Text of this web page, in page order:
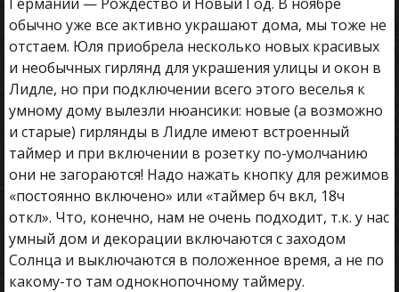
обычно уже все активно украшают дома, мы тоже не
отстаем. Юля приобрела несколько новых красивых
и необычных гирлянд для украшения улицы и окон в
Лидле, но при подключении всего этого веселья к
умному дому вылезли нюансики: новые (а возможно
и старые) гирлянды в Лидле имеют встроенный
таймер и при включении в розетку по-умолчанию
они не загораются! Надо нажать кнопку для режимов
«постоянно включено» или «таймер 6ч вкл, 18ч
откл». Что, конечно, нам не очень подходит, т.к. у нас
умный дом и декорации включаются с заходом
Солнца и выключаются в положенное время, а не по
какому-то там однокнопочному таймеру.